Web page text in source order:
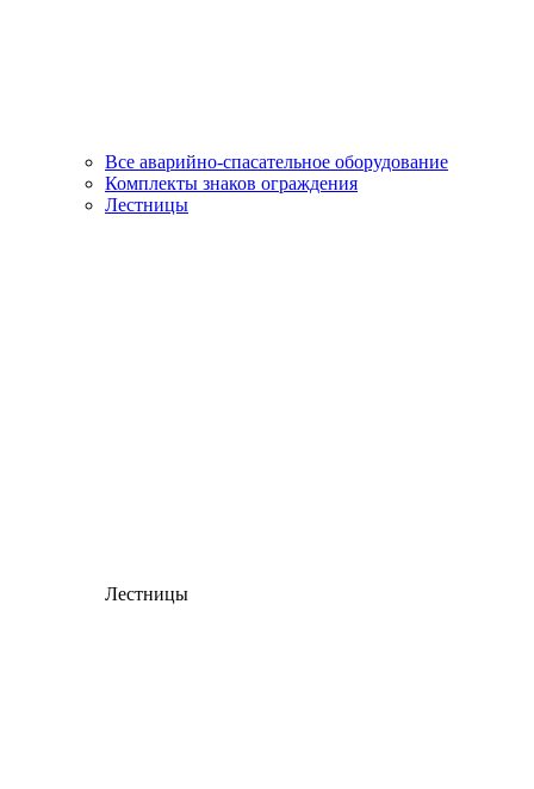
Все аварийно-спасательное оборудование
Комплекты знаков ограждения
Лестницы
Лестницы